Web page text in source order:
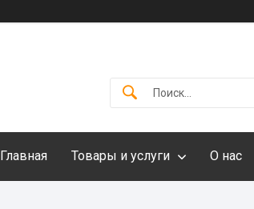
Главная Товары и услуги О нас